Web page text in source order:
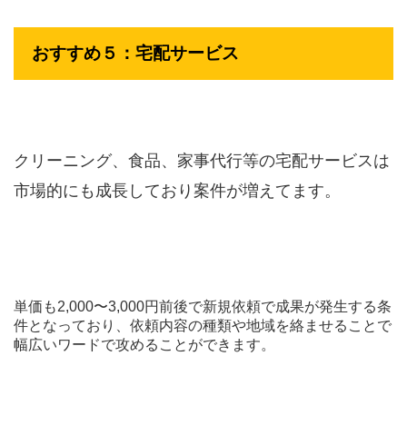
おすすめ５：宅配サービス
クリーニング、食品、家事代行等の宅配サービスは
市場的にも成長しており案件が増えてます。
単価も2,000〜3,000円前後で新規依頼で成果が発生する条
件となっており、依頼内容の種類や地域を絡ませることで
幅広いワードで攻めることができます。